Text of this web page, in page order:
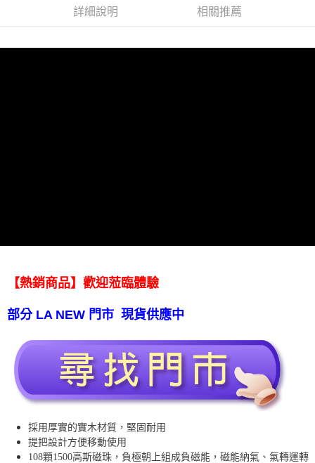
每筆NT$80，滿NT$990(含以上)免運費
詳細說明 相關推薦
【熱銷商品】歡迎蒞臨體驗
部分 LA NEW 門市 現貨供應中
採用厚實的實木材質，堅固耐用
提把設計方便移動使用
108顆1500高斯磁珠，負極朝上組成負磁能，磁能納氣、氣轉運轉